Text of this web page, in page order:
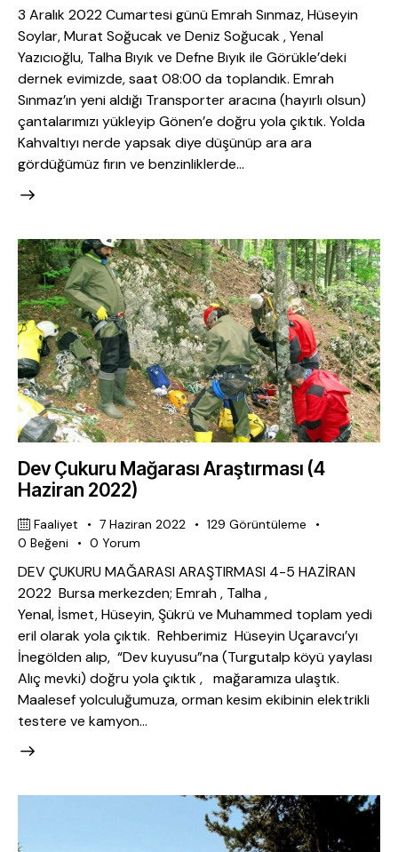
3 Aralık 2022 Cumartesi günü Emrah Sınmaz, Hüseyin
Soylar, Murat Soğucak ve Deniz Soğucak , Yenal
Yazıcıoğlu, Talha Bıyık ve Defne Bıyık ile Görükle’deki
dernek evimizde, saat 08:00 da toplandık. Emrah
Sınmaz’ın yeni aldığı Transporter aracına (hayırlı olsun)
çantalarımızı yükleyip Gönen’e doğru yola çıktık. Yolda
Kahvaltıyı nerde yapsak diye düşünüp ara ara
gördüğümüz fırın ve benzinliklerde…
Dev Çukuru Mağarası Araştırması (4
Haziran 2022)
Faaliyet 7 Haziran 2022 129 Görüntüleme
0 Beğeni 0 Yorum
DEV ÇUKURU MAĞARASI ARAŞTIRMASI 4-5 HAZİRAN
2022 Bursa merkezden; Emrah , Talha ,
Yenal, İsmet, Hüseyin, Şükrü ve Muhammed toplam yedi
eril olarak yola çıktık. Rehberimiz Hüseyin Uçaravcı’yı
İnegölden alıp, “Dev kuyusu”na (Turgutalp köyü yaylası
Alıç mevki) doğru yola çıktık , mağaramıza ulaştık.
Maalesef yolculuğumuza, orman kesim ekibinin elektrikli
testere ve kamyon…